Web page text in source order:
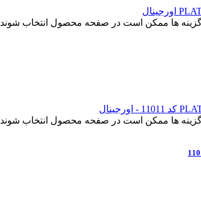
گزینه ها ممکن است در صفحه محصول انتخاب شوند
گزینه ها ممکن است در صفحه محصول انتخاب شوند